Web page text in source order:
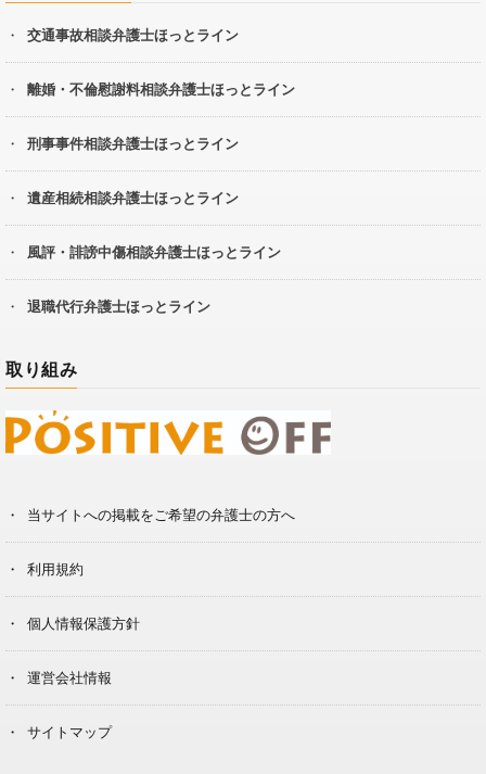
交通事故相談弁護士ほっとライン
離婚・不倫慰謝料相談弁護士ほっとライン
刑事事件相談弁護士ほっとライン
遺産相続相談弁護士ほっとライン
風評・誹謗中傷相談弁護士ほっとライン
退職代行弁護士ほっとライン
取り組み
当サイトへの掲載をご希望の弁護士の方へ
利用規約
個人情報保護方針
運営会社情報
サイトマップ